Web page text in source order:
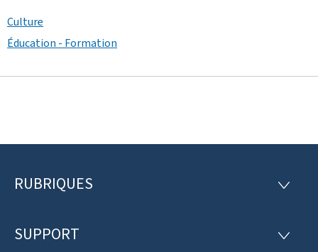
Culture
Éducation - Formation
P
e
RUBRIQUES
R
R
SUPPORT
S